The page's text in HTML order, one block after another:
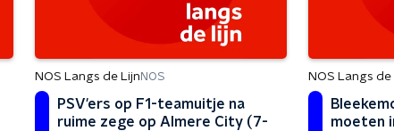
NOS Langs de Lijn NOS
PSV'ers op F1-teamuitje na
ruime zege op Almere City (7-
NOS Langs de
moeten